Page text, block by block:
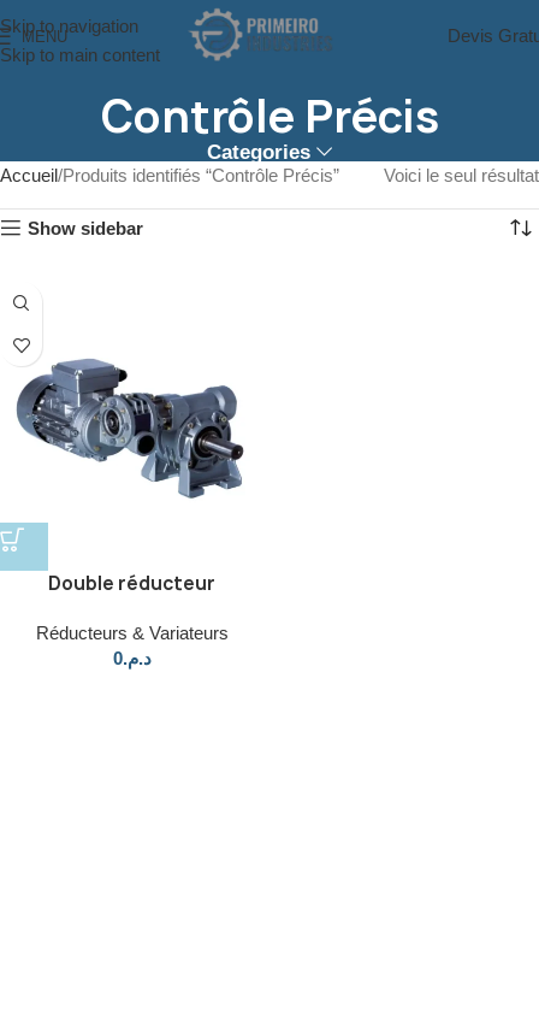
Skip to navigation
Skip to main content
MENU Devis
Contrôle Précis
Categories
Accueil Produits identifiés “Contrôle Précis” Voici le seul résultat
Show sidebar
Double réducteur
Réducteurs & Variateurs
د.م.0